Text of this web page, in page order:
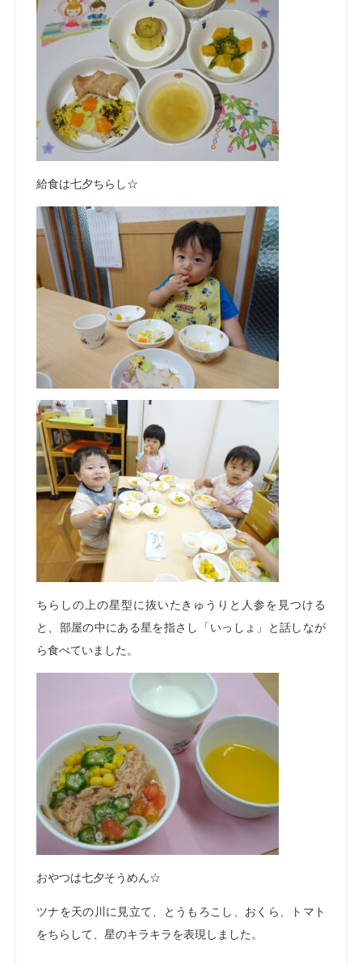
給食は七夕ちらし☆
ちらしの上の星型に抜いたきゅうりと人参を見つける
と、部屋の中にある星を指さし「いっしょ」と話しなが
ら食べていました。
おやつは七夕そうめん☆
ツナを天の川に見立て、とうもろこし、おくら、トマト
をちらして、星のキラキラを表現しました。